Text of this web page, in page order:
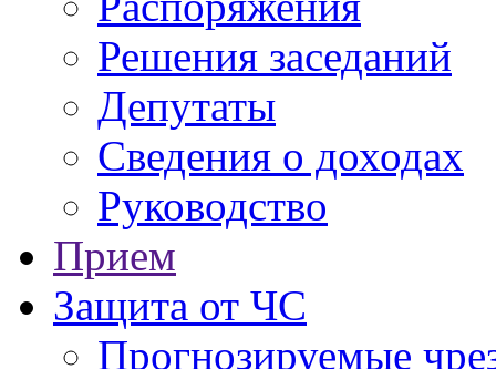
Решения заседаний
Депутаты
Сведения о доходах
Руководство
Прием
Защита от ЧС
Прогнозируемые